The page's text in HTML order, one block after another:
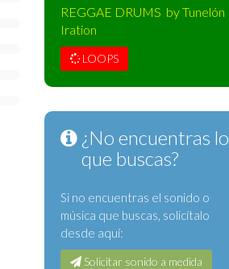
REGGAE DRUMS by Tunelón
Iration
LOOPS
¿No encuentras lo
que buscas?
Si no encuentras el sonido o
música que buscas, solicítalo
desde aquí:
Solicitar sonido a medida